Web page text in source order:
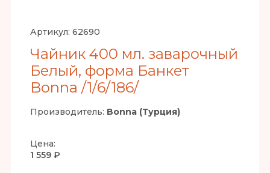
Артикул: 62690
Чайник 400 мл. заварочный
Белый, форма Банкет
Bonna /1/6/186/
Производитель: Bonna (Турция)
Цена:
1 559 ₽